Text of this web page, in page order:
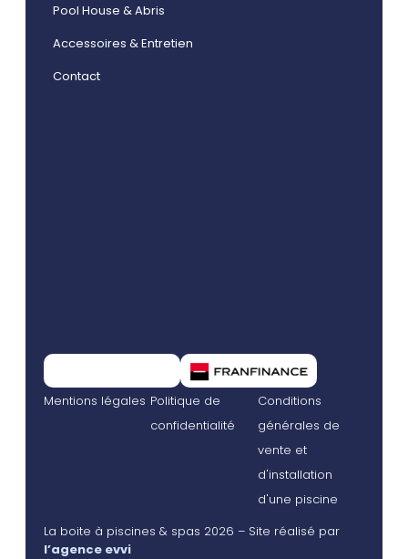
Pool House & Abris
Accessoires & Entretien
Contact
Mentions légales Politique de
confidentialité
Conditions
générales de
vente et
d'installation
d'une piscine
La boite à piscines & spas 2026 – Site réalisé par
l’agence evvi